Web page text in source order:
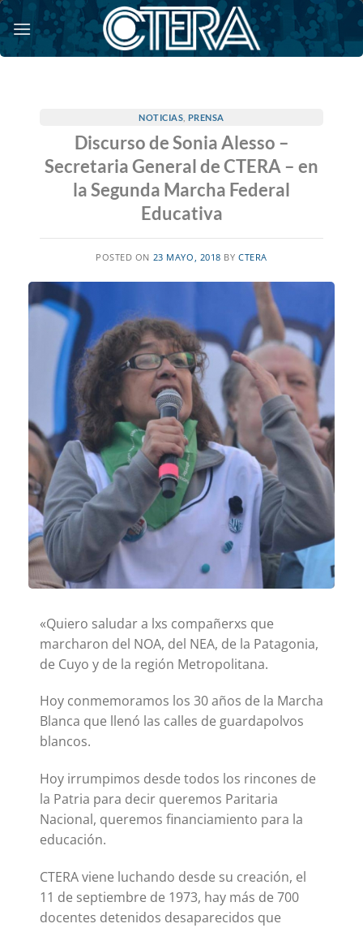
Saltar
al
contenido
NOTICIAS PRENSA
Discurso de Sonia Alesso –
Secretaria General de CTERA – en
la Segunda Marcha Federal
Educativa
POSTED ON 23 MAYO, 2018 BYCTERA
«Quiero saludar a lxs compañerxs que
marcharon del NOA, del NEA, de la Patagonia,
de Cuyo y de la región Metropolitana.
Hoy conmemoramos los 30 años de la Marcha
Blanca que llenó las calles de guardapolvos
blancos.
Hoy irrumpimos desde todos los rincones de
la Patria para decir queremos Paritaria
Nacional, queremos financiamiento para la
educación.
CTERA viene luchando desde su creación, el
11 de septiembre de 1973, hay más de 700
docentes detenidos desaparecidos que